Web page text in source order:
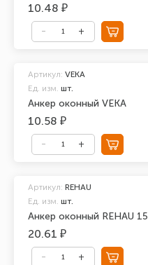
10.48 ₽
Анкер оконный VEKA
Артикул: VEKA
Ед. изм. шт.
10.58 ₽
Анкер оконный REHAU
Артикул: REHAU
Ед. изм. шт.
20.61 ₽